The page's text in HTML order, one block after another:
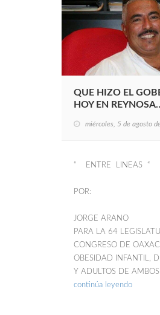
QUE HIZO EL
HOY EN
miércoles, 5 de agosto
“ ENTRE LINEAS “
POR:
JORGE
PARA LA 64
CONGRESO DE
OBESIDAD INFANTIL,
Y ADULTOS DE
continúa leyendo